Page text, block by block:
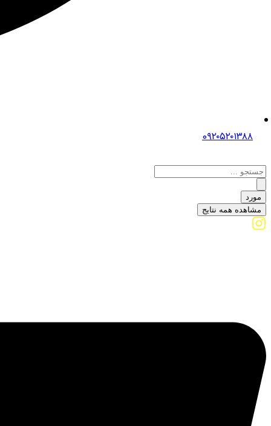
0۹۲۰۵۲۰۱۳۸۸
مورد
مشاهده همه نتایج